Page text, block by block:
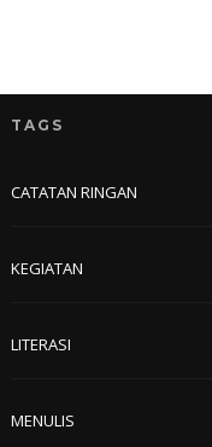
TAGS
CATATAN RINGAN
KEGIATAN
LITERASI
MENULIS